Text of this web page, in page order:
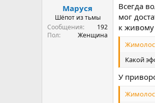
Маруся
Шёпот из тьмы
Сообщения
192
Пол
Женщина
Всегда
мог
к живому
Какой
У